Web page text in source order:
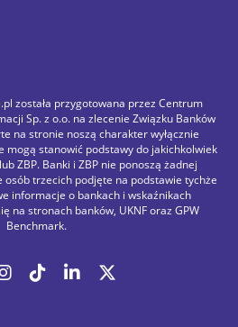
została przygotowana przez Centrum
Sp. z o.o. na zlecenie Związku Banków
na stronie noszą charakter wyłącznie
mogą stanowić podstawy do jakichkolwiek
ZBP. Banki i ZBP nie ponoszą żadnej
trzecich podjęte na podstawie tychże
informacje o bankach i wskaźnikach
na stronach banków, UKNF oraz GPW
Benchmark.